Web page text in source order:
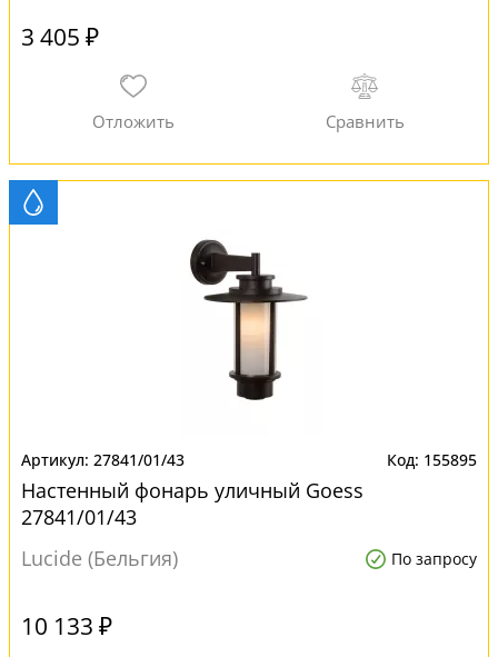
3 405 ₽
27841/01/43 155895
Настенный фонарь уличный Goess
27841/01/43
Lucide (Бельгия)
По запросу
10 133 ₽